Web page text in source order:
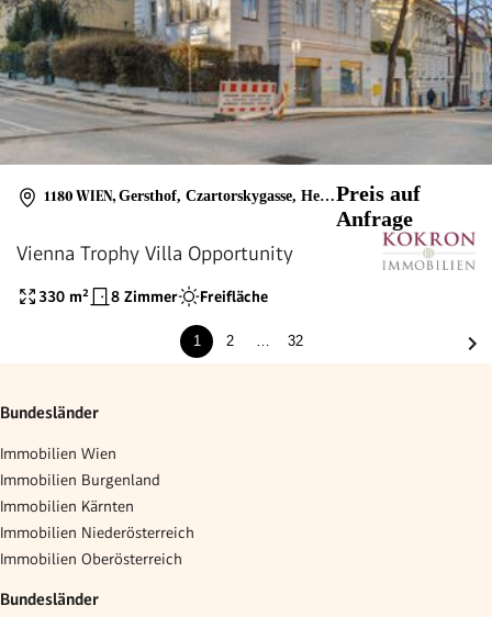
1180 WIEN, Gersthof, Czartorskygasse, Herbeckstraße
Preis auf
Anfrage
Vienna Trophy Villa Opportunity
330 m² 8 Zimmer Freifläche
1 2 … 32
Bundesländer
Immobilien Wien
Immobilien Burgenland
Immobilien Kärnten
Immobilien Niederösterreich
Immobilien Oberösterreich
Bundesländer